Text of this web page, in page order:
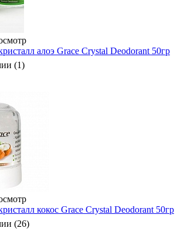
алоэ Grace Crystal Deodorant 50гр
(1)
кокос Grace Crystal Deodorant 50гр
(26)